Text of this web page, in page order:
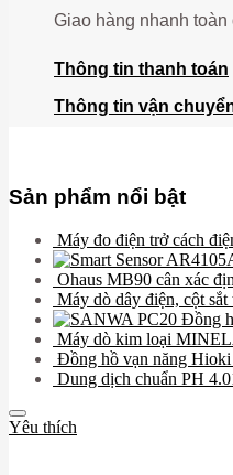
Giao hàng nhanh toàn
Thông tin thanh toán
Thông tin vận
Sản phẩm nổi bật
Máy đo điện trở cách
Ohaus MB90 cân xác
Máy dò dây điện, cột
Đồng
Máy dò kim loại
Đồng hồ vạn năng
Dung dịch chuẩn PH
Yêu thích